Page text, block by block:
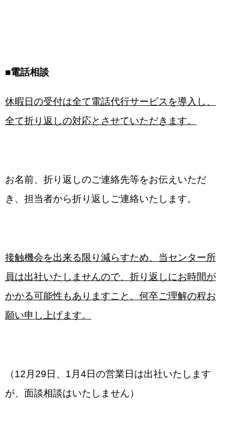
■電話相談
休暇日の受付は全て電話代行サービスを導入し、
全て折り返しの対応とさせていただきます。
お名前、折り返しのご連絡先等をお伝えいただ
き、担当者から折り返しご連絡いたします。
接触機会を出来る限り減らすため、当センター所
員は出社いたしませんので、折り返しにお時間が
かかる可能性もありますこと、何卒ご理解の程お
願い申し上げます。
（12月29日、1月4日の営業日は出社いたします
が、面談相談はいたしません）